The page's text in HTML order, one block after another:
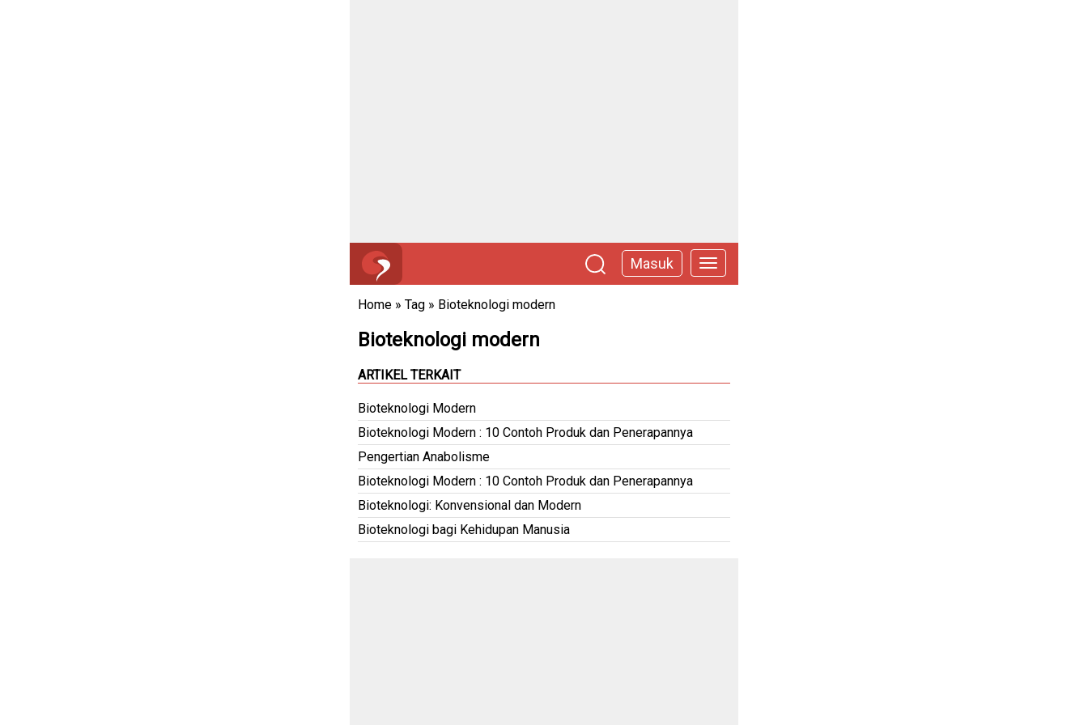
Masuk
Home » Tag » Bioteknologi modern
Bioteknologi modern
ARTIKEL TERKAIT
Bioteknologi Modern
Bioteknologi Modern : 10 Contoh Produk dan Penerapannya
Pengertian Anabolisme
Bioteknologi Modern : 10 Contoh Produk dan Penerapannya
Bioteknologi: Konvensional dan Modern
Bioteknologi bagi Kehidupan Manusia